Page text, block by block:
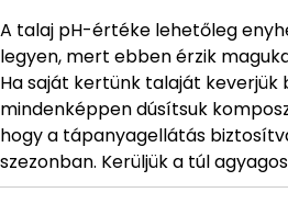
A talaj pH-értéke lehetőleg
legyen, mert ebben érzik
Ha saját kertünk talaját keverjük
mindenképpen dúsítsuk
hogy a tápanyagellátás
szezonban. Kerüljük a túl